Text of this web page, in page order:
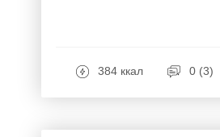
384 ккал 0 (3)